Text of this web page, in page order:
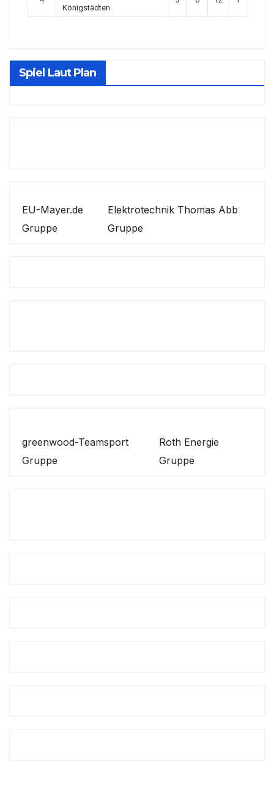
Königstädten
Spiel Laut Plan
EU-Mayer.de
Gruppe
Elektrotechnik Thomas Abb
Gruppe
greenwood-Teamsport
Gruppe
Roth Energie
Gruppe